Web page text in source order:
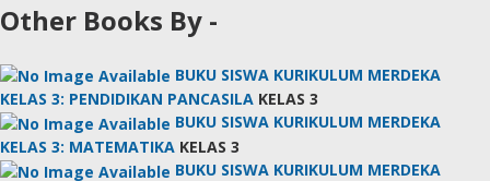
Other Books By -
BUKU SISWA KURIKULUM MERDEKA
KELAS 3: PENDIDIKAN PANCASILA KELAS 3
BUKU SISWA KURIKULUM MERDEKA
KELAS 3: MATEMATIKA KELAS 3
BUKU SISWA KURIKULUM MERDEKA